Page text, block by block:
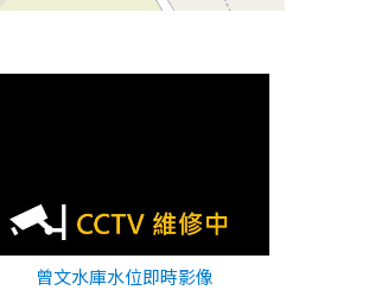
曾文水庫水位即時影像